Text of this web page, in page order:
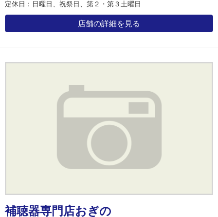
定休日：日曜日、祝祭日、第２・第３土曜日
店舗の詳細を見る
補聴器専門店おぎの